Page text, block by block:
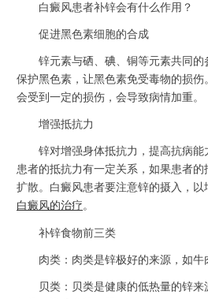
白癜风患者补锌会有什么作用？
促进黑色素细胞的合成
锌元素与硒、碘、铜等元素共同的
保护黑色素，让黑色素免受毒物的损
会受到一定的损伤，会导致病情加重。
增强抵抗力
锌对增强身体抵抗力，提高抗病能
患者的抵抗力有一定关系，如果患者的
扩散。白癜风患者要注意锌的摄入，
白癜风的治疗。
补锌食物前三类
肉类：肉类是锌极好的来源，如牛
贝类：贝类是健康的低热量的锌来